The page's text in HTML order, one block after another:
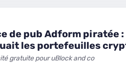
de pub Adform piratée
les portefeuilles
gratuite pour uBlock and co